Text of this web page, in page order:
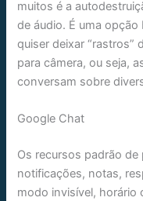
muitos é a
de áudio. É uma
quiser deixar “rastros”
para câmera, ou seja,
conversam sobre
Google Chat
Os recursos padrão
notificações, notas,
modo invisível, horário